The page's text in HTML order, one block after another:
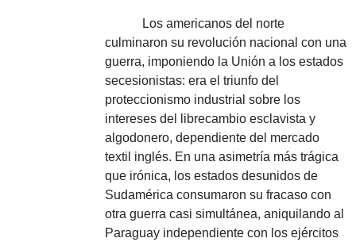
Los americanos del norte
culminaron su revolución nacional con una
guerra, imponiendo la Unión a los estados
secesionistas: era el triunfo del
proteccionismo industrial sobre los
intereses del librecambio esclavista y
algodonero, dependiente del mercado
textil inglés. En una asimetría más trágica
que irónica, los estados desunidos de
Sudamérica consumaron su fracaso con
otra guerra casi simultánea, aniquilando al
Paraguay independiente con los ejércitos